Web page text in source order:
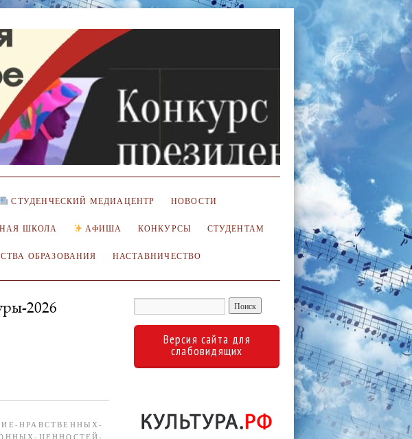
СТУДЕНЧЕСКИЙ МЕДИАЦЕНТР НОВОСТИ
ШКОЛА АФИША КОНКУРСЫ СТУДЕНТАМ
ОБРАЗОВАНИЯ НАСТАВНИЧЕСТВО
2026
НРАВСТВЕННЫХ-
ЦЕННОСТЕЙ-
Версия сайта для
слабовидящих